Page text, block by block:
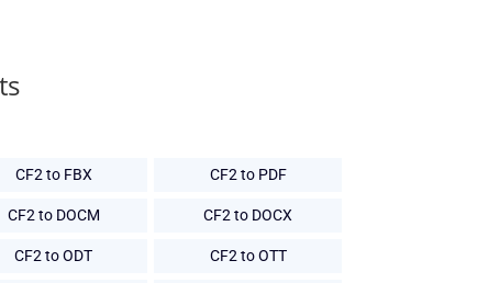
CF2 to FBX CF2 to PDF
CF2 to DOCM CF2 to DOCX
CF2 to ODT CF2 to OTT